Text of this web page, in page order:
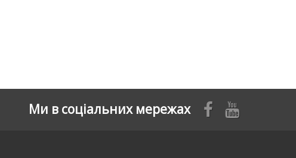
Ми в соціальних мережах